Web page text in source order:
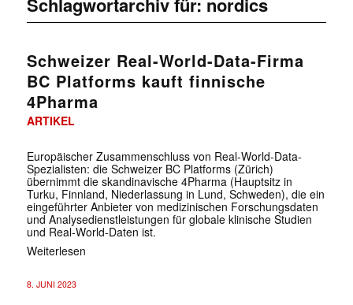
Schweizer Real-World-Data-Firma
BC Platforms kauft finnische
4Pharma
ARTIKEL
Europäischer Zusammenschluss von Real-World-Data-
Spezialisten: die Schweizer BC Platforms (Zürich)
übernimmt die skandinavische 4Pharma (Hauptsitz in
Turku, Finnland, Niederlassung in Lund, Schweden), die ein
eingeführter Anbieter von medizinischen Forschungsdaten
und Analysedienstleistungen für globale klinische Studien
und Real-World-Daten ist.
Weiterlesen
8. JUNI 2023